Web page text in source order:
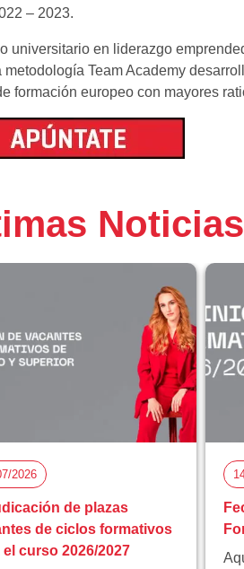
– 2023.
universitario en liderazgo
metodología Team Academy
formación europeo con mayores
Noticias
2026
de plazas
de ciclos formativos
el curso 2026/2027